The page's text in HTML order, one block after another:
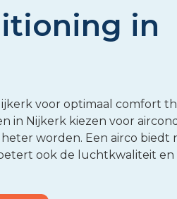
in
voor optimaal comfort
in Nijkerk kiezen voor
worden. Een airco biedt
ook de luchtkwaliteit en